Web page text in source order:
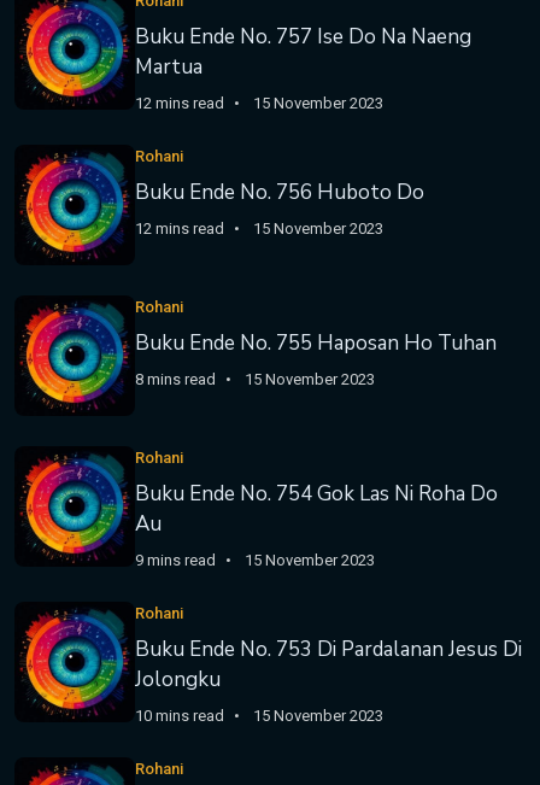
Buku Ende No. 757 Ise Do Na Naeng
Martua
12 mins read 15 November 2023
Rohani
Buku Ende No. 756 Huboto Do
12 mins read 15 November 2023
Rohani
Buku Ende No. 755 Haposan Ho Tuhan
8 mins read 15 November 2023
Rohani
Buku Ende No. 754 Gok Las Ni Roha Do
Au
9 mins read 15 November 2023
Rohani
Buku Ende No. 753 Di Pardalanan Jesus Di
Jolongku
10 mins read 15 November 2023
Rohani